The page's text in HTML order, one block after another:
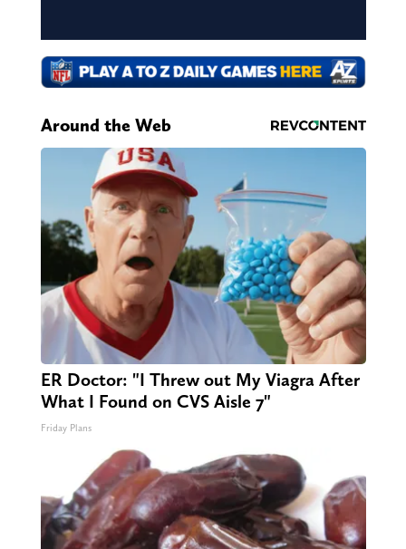
Around the Web
ER Doctor: "I Threw out My Viagra After
What I Found on CVS Aisle 7"
Friday Plans